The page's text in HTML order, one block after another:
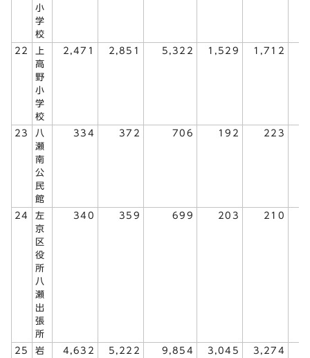
小
学
校
22
上
高
野
小
学
校
2,471 2,851 5,322 1,529 1,712
23
八
瀬
南
公
民
館
334 372 706 192 223
24
左
京
区
役
所
八
瀬
出
張
所
340 359 699 203 210
25
岩
4,632 5,222 9,854 3,045 3,274